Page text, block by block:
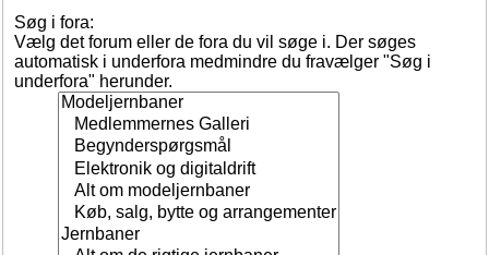
Søg i fora:
Vælg det forum eller de fora du vil søge i. Der søges
automatisk i underfora medmindre du fravælger "Søg i
underfora" herunder.